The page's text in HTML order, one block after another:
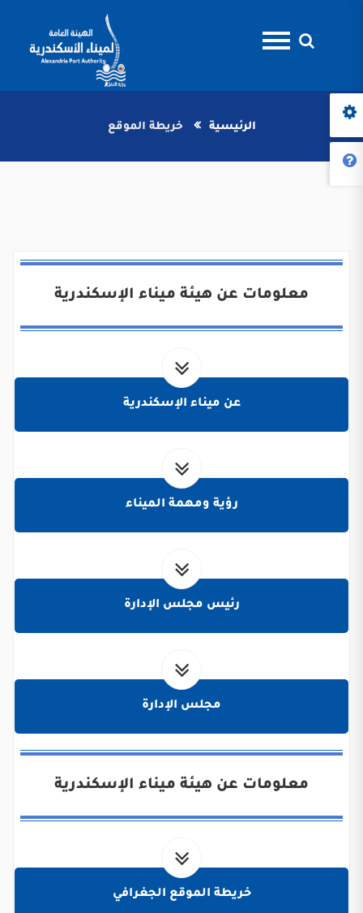
الرئيسية خريطة الموقع
معلومات عن هيئة ميناء الإسكندرية
عن ميناء الإسكندرية
رؤية ومهمة الميناء
رئيس مجلس الإدارة
مجلس الإدارة
معلومات عن هيئة ميناء الإسكندرية
خريطة الموقع الجغرافي